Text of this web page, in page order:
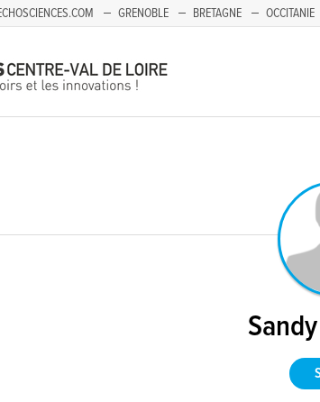
GRENOBLE BRETAGNE OCCITANIE